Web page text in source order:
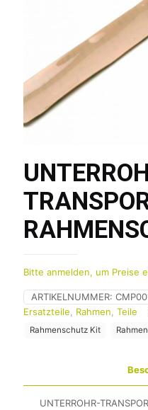
Bitte anmelden, um Preise
ARTIKELNUMMER:
Ersatzteile
Rahmen Teile
Rahmenschutz Kit
UNTERROHR-